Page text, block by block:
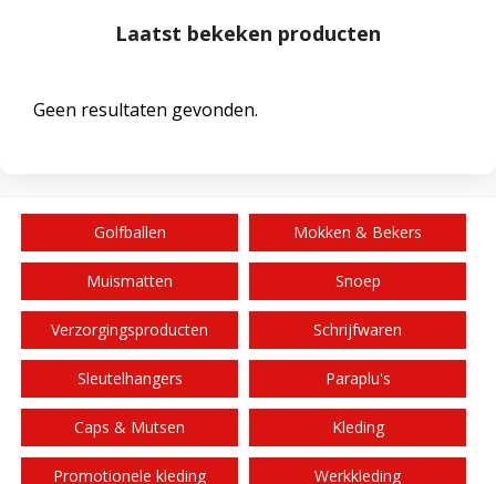
Laatst bekeken producten
Geen resultaten gevonden.
Golfballen Mokken & Bekers
Muismatten Snoep
Verzorgingsproducten Schrijfwaren
Sleutelhangers Paraplu's
Caps & Mutsen Kleding
Promotionele kleding Werkkleding